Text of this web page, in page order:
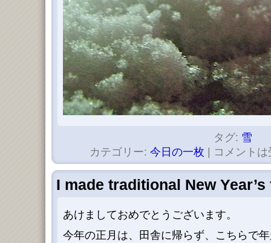
タグ: 雪
カテゴリー: 今日の一枚 コメント
I made traditional New Year’s
あけましておめでとうございます。
今年の正月は、田舎に帰らず、こちらで